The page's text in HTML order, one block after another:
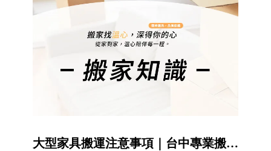
大型家具搬運注意事項｜台中專業搬家